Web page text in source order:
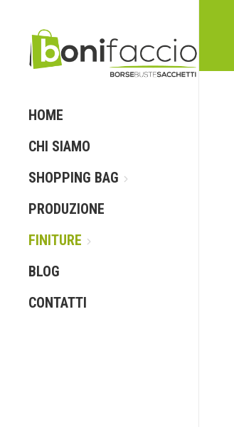
HOME
CHI SIAMO
SHOPPING BAG
PRODUZIONE
FINITURE
BLOG
CONTATTI